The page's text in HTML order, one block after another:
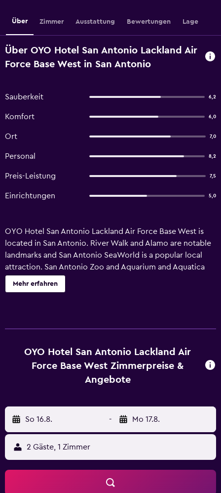
Über Zimmer Ausstattung Bewertungen Lage
Über OYO Hotel San Antonio Lackland Air
Force Base West in San Antonio
Sauberkeit 6,2
Komfort 6,0
Ort 7,0
Personal 8,2
Preis-Leistung 7,5
Einrichtungen 5,0
OYO Hotel San Antonio Lackland Air Force Base West is
located in San Antonio. River Walk and Alamo are notable
landmarks and San Antonio SeaWorld is a popular local
attraction. San Antonio Zoo and Aquarium and Aquatica
San Antonio Waterpark are also worth visiting. Along with
a restaurant, this smoke-free motel has a business centre
fridges and microwaves, plus complimentary wireless
Internet access and flat-screen TVs with cable channels.
Other amenities available to guests include hairdryers,
safes and showers. Security deposit of $50 to be paid at
Mehr erfahren
OYO Hotel San Antonio Lackland Air
Force Base West Zimmerpreise &
Angebote
So 16.8. - Mo 17.8.
2 Gäste, 1 Zimmer